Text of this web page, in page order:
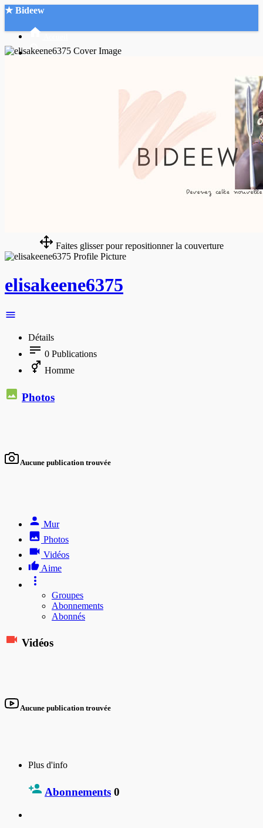
★ Bideew
Faites glisser pour repositionner la couverture
elisakeene6375
Détails
0 Publications
Homme
Photos
Aucune publication trouvée
Mur
Photos
Vidéos
Aime
Groupes
Abonnements
Abonnés
Vidéos
Aucune publication trouvée
Plus d'info
Abonnements 0